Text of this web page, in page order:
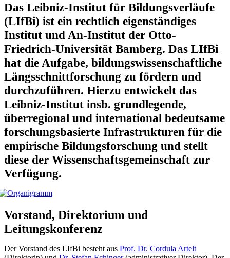
Das Leibniz-Institut für Bildungsverläufe
(LIfBi) ist ein rechtlich eigenständiges
Institut und An-Institut der Otto-
Friedrich-Universität Bamberg. Das LIfBi
hat die Aufgabe, bildungs­wissen­schaft­liche
Längs­schnitt­forschung zu fördern und
durchzuführen. Hierzu entwickelt das
Leibniz-Institut insb. grundlegende,
überregional und international bedeutsame
forschungs­basierte Infrastrukturen für die
empirische Bildungsforschung und stellt
diese der Wissenschaftsgemeinschaft zur
Verfügung.
Vorstand, Direktorium und
Leitungskonferenz
Der Vorstand des LIfBi besteht aus Prof. Dr. Cordula Artelt